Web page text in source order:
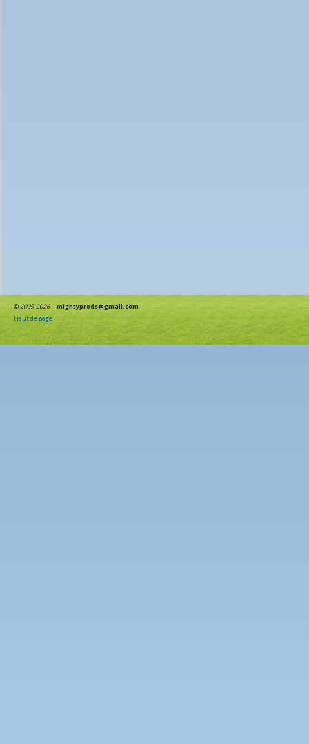
©2009-2026
mightyprods@gmail.com
Haut de page